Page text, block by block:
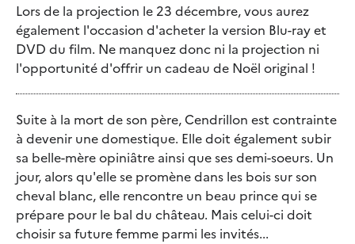
Lors de la projection le 23 décembre, vous aurez
également l'occasion d'acheter la version Blu-ray et
DVD du film. Ne manquez donc ni la projection ni
l'opportunité d'offrir un cadeau de Noël original !
Suite à la mort de son père, Cendrillon est contrainte
à devenir une domestique. Elle doit également subir
sa belle-mère opiniâtre ainsi que ses demi-soeurs. Un
jour, alors qu'elle se promène dans les bois sur son
cheval blanc, elle rencontre un beau prince qui se
prépare pour le bal du château. Mais celui-ci doit
choisir sa future femme parmi les invités...